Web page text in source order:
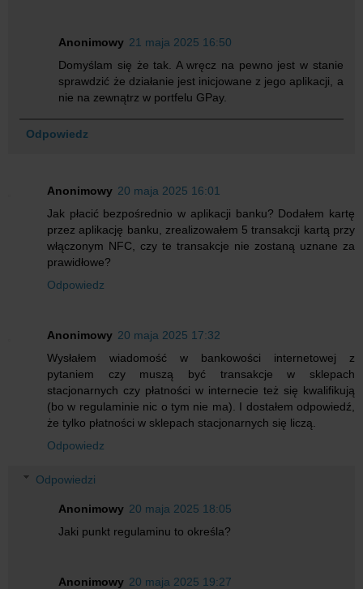
Anonimowy 21 maja 2025 16:50
Domyślam się że tak. A wręcz na pewno jest w stanie
sprawdzić że działanie jest inicjowane z jego aplikacji, a
nie na zewnątrz w portfelu GPay.
Odpowiedz
Anonimowy 20 maja 2025 16:01
Jak płacić bezpośrednio w aplikacji banku? Dodałem kartę
przez aplikację banku, zrealizowałem 5 transakcji kartą przy
włączonym NFC, czy te transakcje nie zostaną uznane za
prawidłowe?
Odpowiedz
Anonimowy 20 maja 2025 17:32
Wysłałem wiadomość w bankowości internetowej z
pytaniem czy muszą być transakcje w sklepach
stacjonarnych czy płatności w internecie też się kwalifikują
(bo w regulaminie nic o tym nie ma). I dostałem odpowiedź,
że tylko płatności w sklepach stacjonarnych się liczą.
Odpowiedz
Odpowiedzi
Anonimowy 20 maja 2025 18:05
Jaki punkt regulaminu to określa?
Anonimowy 20 maja 2025 19:27